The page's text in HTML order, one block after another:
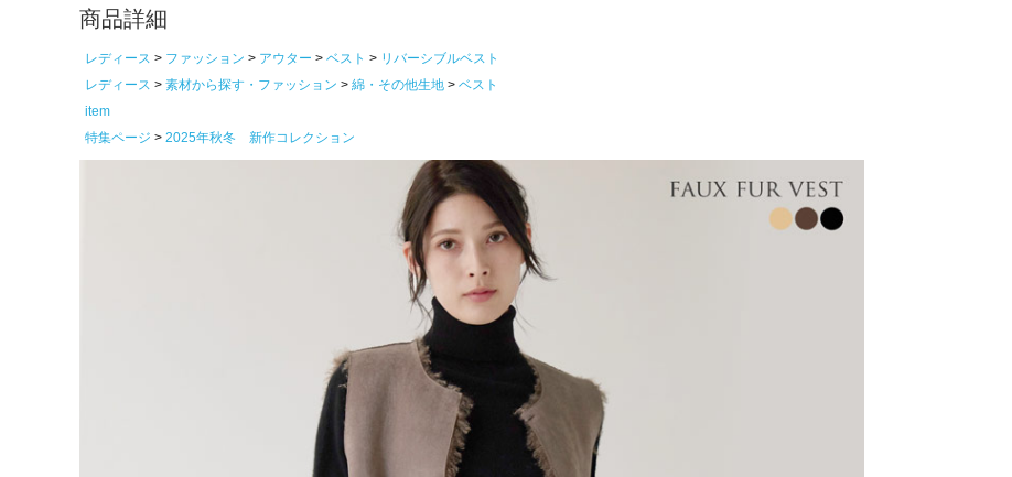
商品詳細
レディース ファッション アウター ベスト
リバーシブルベスト
レディース
素材から探す・ファッション 綿・その他生地
ベスト
item
特集ページ
2025年秋冬 新作コレクション